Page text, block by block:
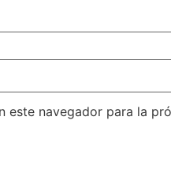
navegador para la